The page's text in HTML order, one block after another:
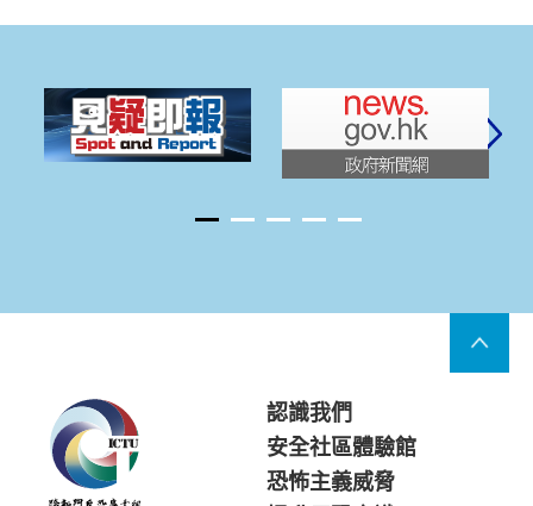
認識我們
安全社區體驗館
恐怖主義威脅